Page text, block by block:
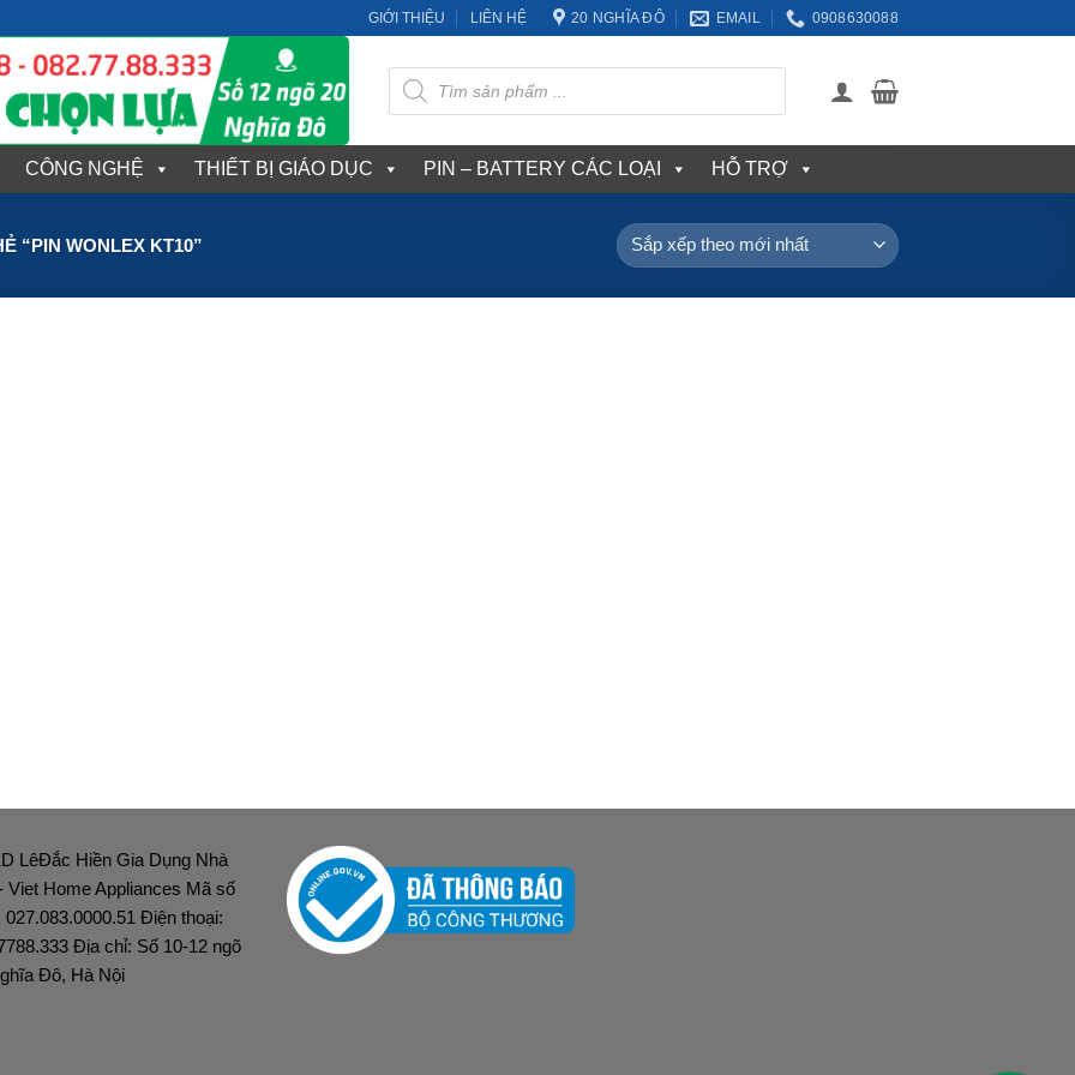
GIỚI THIỆU LIÊN HỆ 20 NGHĨA ĐÔ EMAIL 0908630088
Tìm
kiếm
sản
phẩm
CÔNG NGHỆ THIẾT BỊ GIÁO DỤC PIN – BATTERY CÁC LOẠI HỖ TRỢ
“PIN WONLEX KT10”
LêĐắc Hiền Gia Dụng Nhà
Viet Home Appliances Mã số
027.083.0000.51 Điện thoại:
Địa chỉ: Số 10-12 ngõ
Đô, Hà Nội